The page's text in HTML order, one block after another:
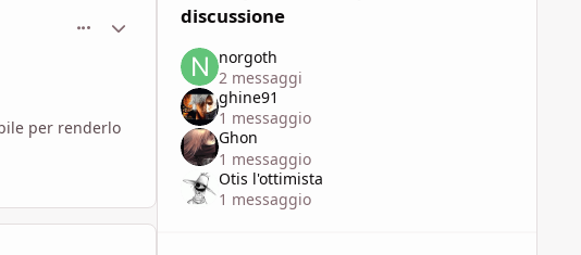
comment_290650
Statistiche Autore
per renderlo
discussione
norgoth
2 messaggi
ghine91
1 messaggio
Ghon
1 messaggio
Otis l'ottimista
1 messaggio